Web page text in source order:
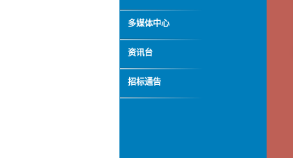
多媒体中心
资讯台
招标通告